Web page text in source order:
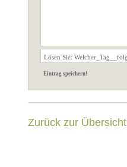
Zurück zur Übersicht